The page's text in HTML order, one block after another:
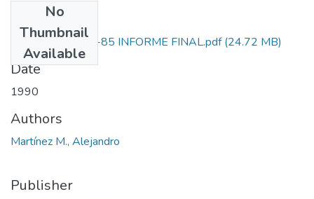
No
Thumbnail
Available
1115-05-062-85 INFORME FINAL.pdf(24.72 MB)
Date
1990
Authors
Martínez M., Alejandro
Publisher